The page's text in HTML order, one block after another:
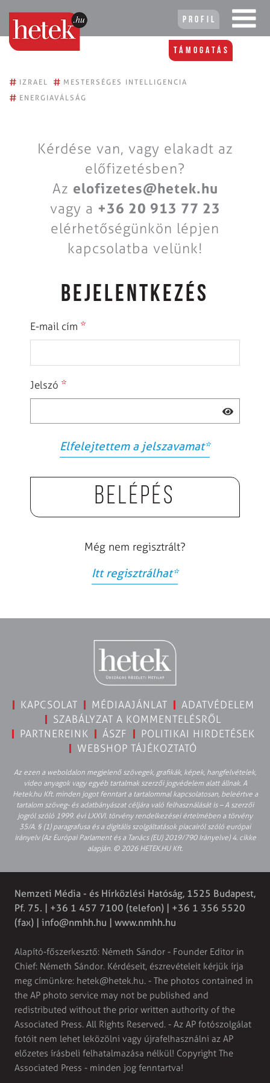
Profil
Támogatás
# IZRAEL # MESTERSÉGES INTELLIGENCIA
# ENERGIAVÁLSÁG
Kérdése van, vagy elakadt az
előfizetésben?
Az elofizetes@hetek.hu
vagy a +36 20 913 77 23
elérhetőségünkön lépjen
kapcsolatba velünk!
BEJELENTKEZÉS
E-mail cím *
Jelszó *
Elfelejtettem a jelszavamat*
Belépés
Még nem regisztrált?
Itt regisztrálhat*
KAPCSOLAT MÉDIAAJÁNLAT
ADATVÉDELEM
SZABÁLYZAT A KOMMENTELÉSRŐL
PARTNEREINK
ÁSZF
POLITIKAI HIRDETÉSEK
WEBSHOP TÁJÉKOZTATÓ
Az ezen a weboldalon megjelenő szövegek, grafikák, képek, hangfelvételek,
video anyagok vagy egyéb tartalmak szerzői jogvédelem alatt állnak. A
Hetek.hu Kft. minden jogot fenntart a tartalommal kapcsolatosan, beleértve a
tartalom szöveg- és adatbányászat céljára való felhasználását is – A szerzői
jogról szóló 1999. évi LXXVI. törvény rendelkezései értelmében a törvény
35/A. § (1) paragrafusa és a digitális szolgáltatások piacairól szóló európai
irányelv (Az Európai Parlament és a Tanács (EU) 2019/790 Irányelve) 4. cikke
alapján. © 2026 HETEK.HU Kft.
Nemzeti Média - és Hírközlési Hatóság, 1525 Budapest,
Pf. 75. | +36 1 457 7100 (telefon) | +36 1 356 5520
(fax) | info@nmhh.hu | www.nmhh.hu
Alapító-főszerkesztő: Németh Sándor - Founder Editor in
Chief: Németh Sándor. Kérdéseit, észrevételeit kérjük írja
meg címünkre: hetek@hetek.hu. - The photos contained in
the AP photo service may not be published and
redistributed without the prior written authority of the
Associated Press. All Rights Reserved. - Az AP fotószolgálat
fotóit nem lehet leközölni vagy újrafelhasználni az AP
előzetes írásbeli felhatalmazása nélkül! Copyright The
Associated Press - minden jog fenntartva!